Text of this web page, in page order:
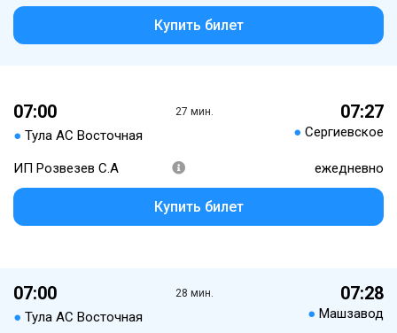
Купить билет
07:00
● Тула АС Восточная
27 мин. 07:27
● Сергиевское
ИП Розвезев С.А ежедневно
Купить билет
07:00
● Тула АС Восточная
28 мин. 07:28
● Машзавод